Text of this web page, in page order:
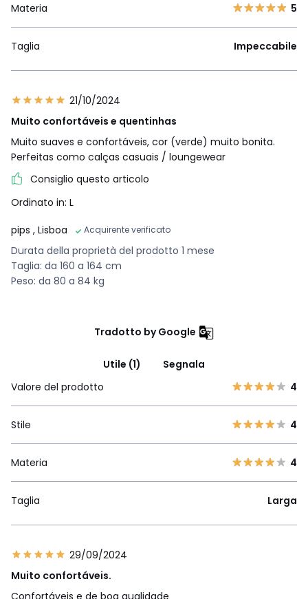
Materia 5
Taglia Impeccabile
21/10/2024
Muito confortáveis e quentinhas
Muito suaves e confortáveis, cor (verde) muito bonita.
Perfeitas como calças casuais / loungewear
Consiglio questo articolo
Ordinato in: L
pips , Lisboa Acquirente verificato
Durata della proprietà del prodotto 1 mese
Taglia: da 160 a 164 cm
Peso: da 80 a 84 kg
Tradotto by Google
Utile (1)
Segnala
Valore del prodotto
4
Stile 4
Materia 4
Taglia Larga
29/09/2024
Muito confortáveis.